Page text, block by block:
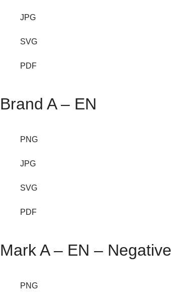
JPG
SVG
PDF
Brand A – EN
PNG
JPG
SVG
PDF
Mark A – EN – Negative
PNG